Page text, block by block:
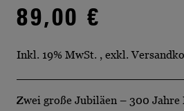
89,00 €
Inkl. 19% MwSt. , exkl.
Zwei große Jubiläen – 300